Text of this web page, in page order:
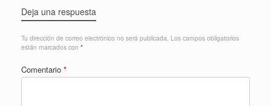
Deja una respuesta
Tu dirección de correo electrónico no será publicada. Los campos obligatorios
están marcados con *
Comentario *